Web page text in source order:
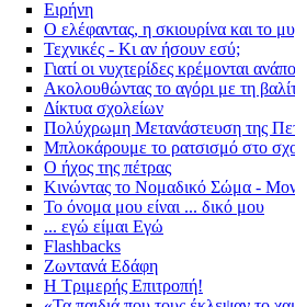
Ειρήνη
Ο ελέφαντας, η σκιουρίνα και το
Τεχνικές - Κι αν ήσουν εσύ;
Γιατί οι νυχτερίδες κρέμονται
Ακολουθώντας το αγόρι με τη
Δίκτυα σχολείων
Πολύχρωμη Μετανάστευση της
Μπλοκάρουμε το ρατσισμό στο
Ο ήχος της πέτρας
Κινώντας το Νομαδικό Σώμα -
Το όνομα μου είναι ... δικό μου
... εγώ είμαι Εγώ
Flashbacks
Ζωντανά Εδάφη
Η Τριμερής Επιτροπή!